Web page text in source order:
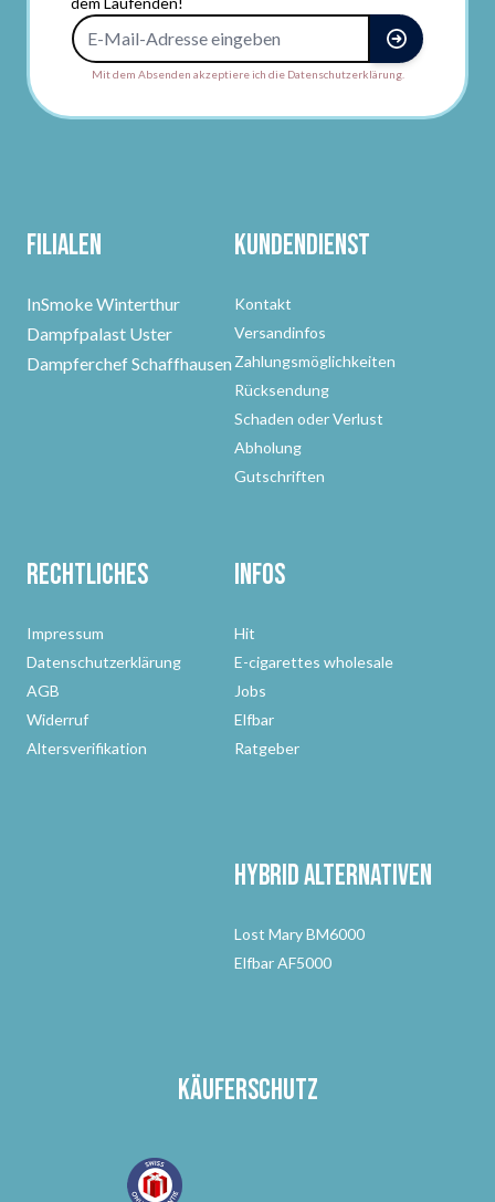
Mit dem Absenden akzeptiere ich die Datenschutzerklärung.
Filialen
InSmoke Winterthur
Dampfpalast Uster
Dampferchef Schaffhausen
Kundendienst
Kontakt
Versandinfos
Zahlungsmöglichkeiten
Rücksendung
Schaden oder Verlust
Abholung
Gutschriften
Rechtliches
Impressum
Datenschutzerklärung
AGB
Widerruf
Altersverifikation
Infos
Hit
E-cigarettes wholesale
Jobs
Elfbar
Ratgeber
Hybrid Alternativen
Lost Mary BM6000
Elfbar AF5000
Käuferschutz